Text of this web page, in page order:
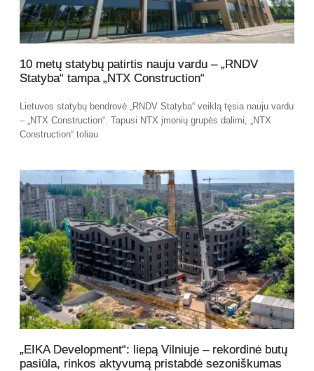
10 metų statybų patirtis nauju vardu – „RNDV
Statyba“ tampa „NTX Construction“
Lietuvos statybų bendrovė „RNDV Statyba“ veiklą tęsia nauju vardu
– „NTX Construction“. Tapusi NTX įmonių grupės dalimi, „NTX
Construction“ toliau
„EIKA Development“: liepą Vilniuje – rekordinė butų
pasiūla, rinkos aktyvumą pristabdė sezoniškumas